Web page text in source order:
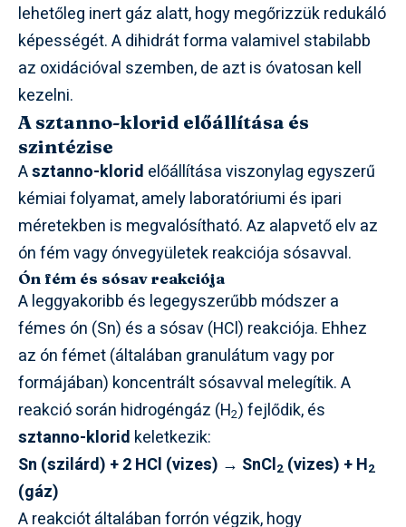
lehetőleg inert gáz alatt, hogy megőrizzük redukáló
képességét. A dihidrát forma valamivel stabilabb
az oxidációval szemben, de azt is óvatosan kell
kezelni.
A sztanno-klorid előállítása és
szintézise
Asztanno-klorid előállítása viszonylag egyszerű
kémiai folyamat, amely laboratóriumi és ipari
méretekben is megvalósítható. Az alapvető elv az
ón fém vagy ónvegyületek reakciója sósavval.
Ón fém és sósav reakciója
A leggyakoribb és legegyszerűbb módszer a
fémes ón (Sn) és a sósav (HCl) reakciója. Ehhez
az ón fémet (általában granulátum vagy por
formájában) koncentrált sósavval melegítik. A
reakció során hidrogéngáz (H2) fejlődik, és
sztanno-klorid keletkezik:
Sn (szilárd) + 2 HCl (vizes) → SnCl2 (vizes) + H2
(gáz)
A reakciót általában forrón végzik, hogy